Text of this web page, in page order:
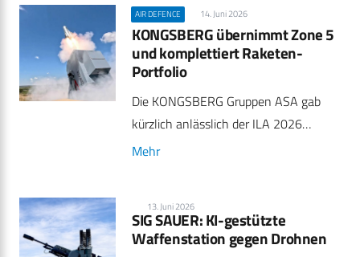
AIR DEFENCE 14. Juni 2026
KONGSBERG übernimmt Zone 5
und komplettiert Raketen-
Portfolio
Die KONGSBERG Gruppen ASA gab
kürzlich anlässlich der ILA 2026…
Mehr
13. Juni 2026
SIG SAUER: KI-gestützte
Waffenstation gegen Drohnen